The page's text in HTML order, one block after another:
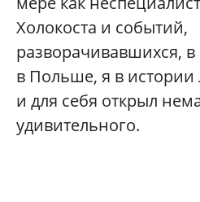
Холокоста и событий,
разворачивавшихся, в
в Польше, я в истории
и для себя открыл
удивительного.